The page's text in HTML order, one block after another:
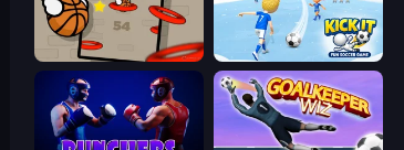
Flappy Dunk Kick It – Fun Soccer Game